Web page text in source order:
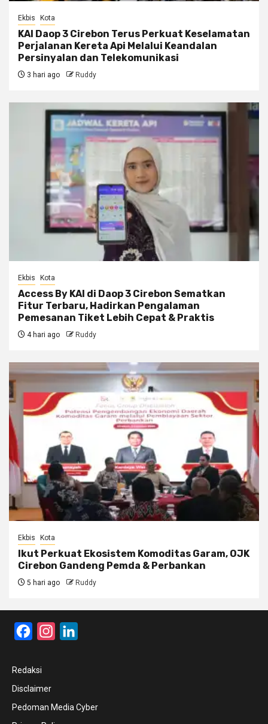
Ekbis Kota
KAI Daop 3 Cirebon Terus Perkuat Keselamatan
Perjalanan Kereta Api Melalui Keandalan
Persinyalan dan Telekomunikasi
3 hari ago Ruddy
Ekbis Kota
Access By KAI di Daop 3 Cirebon Sematkan
Fitur Terbaru, Hadirkan Pengalaman
Pemesanan Tiket Lebih Cepat & Praktis
4 hari ago Ruddy
Ekbis Kota
Ikut Perkuat Ekosistem Komoditas Garam, OJK
Cirebon Gandeng Pemda & Perbankan
5 hari ago Ruddy
FacebookInstagram
Redaksi
Disclaimer
Pedoman Media Cyber